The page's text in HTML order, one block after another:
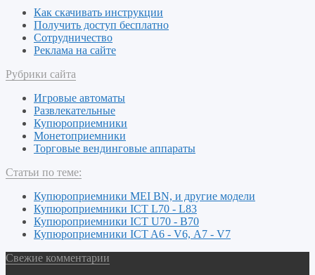
Как скачивать инструкции
Получить доступ бесплатно
Сотрудничество
Реклама на сайте
Рубрики сайта
Игровые автоматы
Развлекательные
Купюроприемники
Монетоприемники
Торговые вендинговые аппараты
Статьи по теме:
Купюроприемники MEI BN, и другие модели
Купюроприемники ICT L70 - L83
Купюроприемники ICT U70 - B70
Купюроприемники ICT A6 - V6, А7 - V7
Свежие комментарии